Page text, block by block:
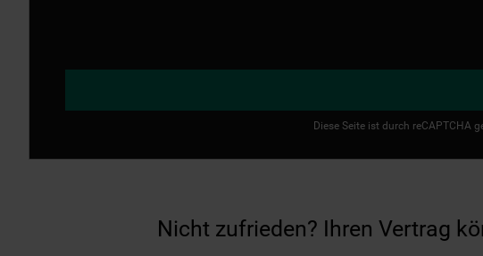
Diese Seite ist durch reCAPTCHA
Nicht zufrieden? Ihren Vertrag